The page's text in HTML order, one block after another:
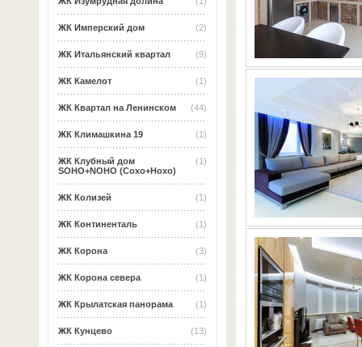
(2)
ЖК Имперский дом
(9)
ЖК Итальянский квартал
(1)
ЖК Камелот
(44)
ЖК Квартал на Ленинском
(1)
ЖК Климашкина 19
(1)
ЖК Клубный дом
SOHO+NOHO (Сохо+Нохо)
(1)
ЖК Колизей
(1)
ЖК Континенталь
(3)
ЖК Корона
(1)
ЖК Корона севера
(1)
ЖК Крылатская панорама
(13)
ЖК Кунцево